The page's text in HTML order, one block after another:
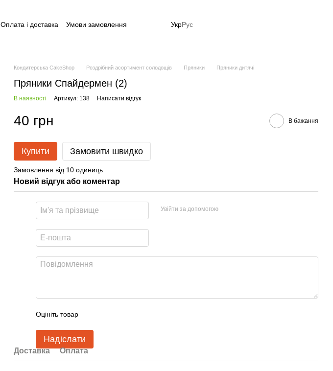
Оплата і доставка
Умови замовлення
УкрРус
Кондитерська CakeShop Роздрібний асортимент солодощів Пряники Пряники дитячі
Пряники Спайдермен (2)
В наявності Артикул: 138 Написати відгук
40 грн В бажання
Купити Замовити швидко
Замовлення від 10 одиниць
Новий відгук або коментар
Увійти за допомогою
Оцініть товар
Надіслати
Доставка Оплата